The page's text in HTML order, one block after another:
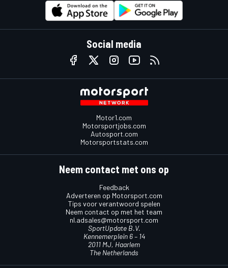
Social media
Motor1.com
Motorsportjobs.com
Autosport.com
Motorsportstats.com
Neem contact met ons op
Feedback
Adverteren op Motorsport.com
Tips voor verantwoord spelen
Neem contact op met het team
nl.adsales@motorsport.com
SportUpdate B.V.
Kennemerplein 6 – 14
2011 MJ, Haarlem
The Netherlands